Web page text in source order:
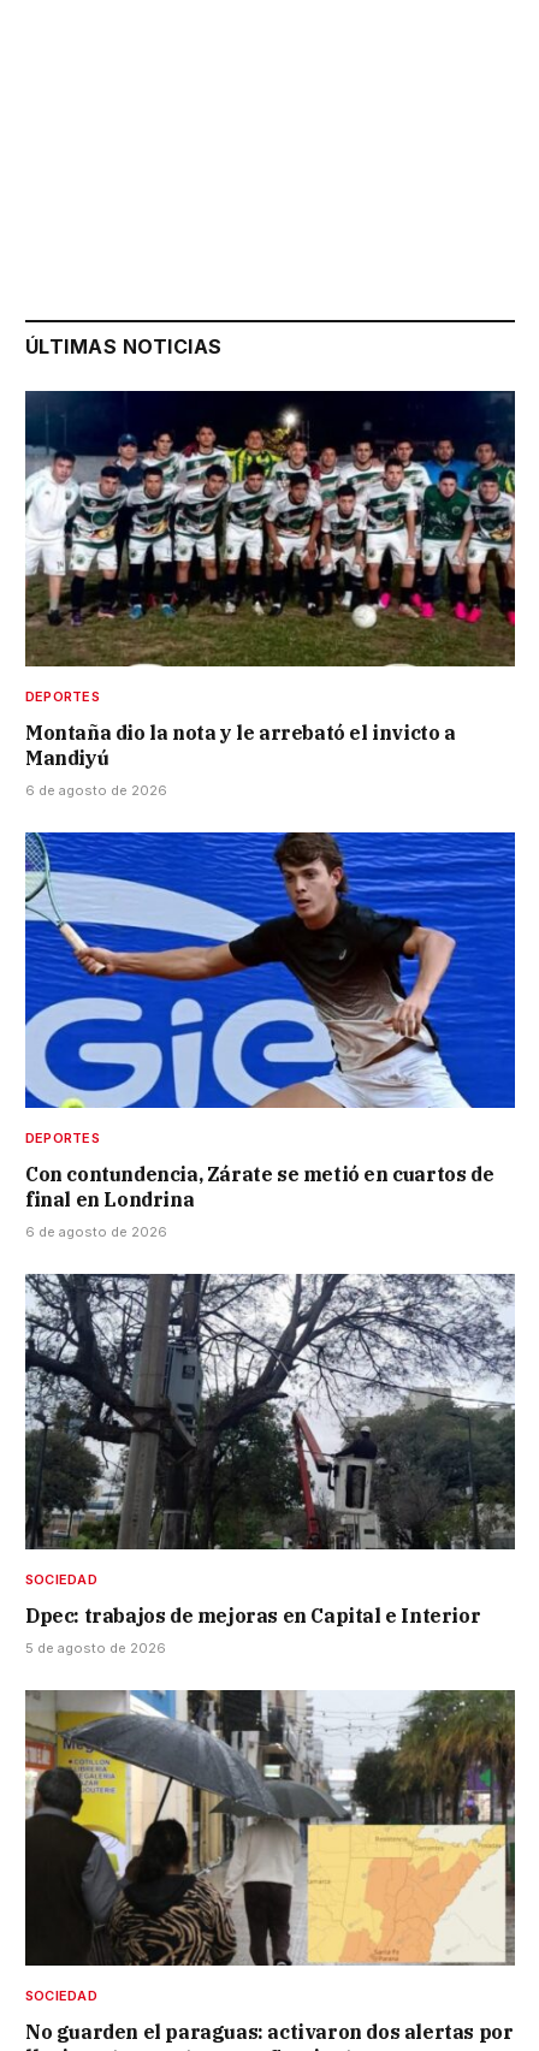
ÚLTIMAS NOTICIAS
DEPORTES
Montaña dio la nota y le arrebató el invicto a
Mandiyú
6 de agosto de 2026
DEPORTES
Con contundencia, Zárate se metió en cuartos de
final en Londrina
6 de agosto de 2026
SOCIEDAD
Dpec: trabajos de mejoras en Capital e Interior
5 de agosto de 2026
SOCIEDAD
No guarden el paraguas: activaron dos alertas por